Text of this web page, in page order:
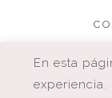
En esta
experiencia.